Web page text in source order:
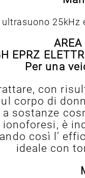
25kHz
AREA
EPRZ
Per una
con
corpo di
sostanze
è
così l’
ideale con